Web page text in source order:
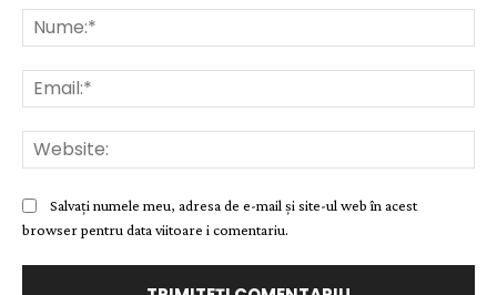
Salvați numele meu, adresa de e-mail și site-ul web în acest
browser pentru data viitoare i comentariu.